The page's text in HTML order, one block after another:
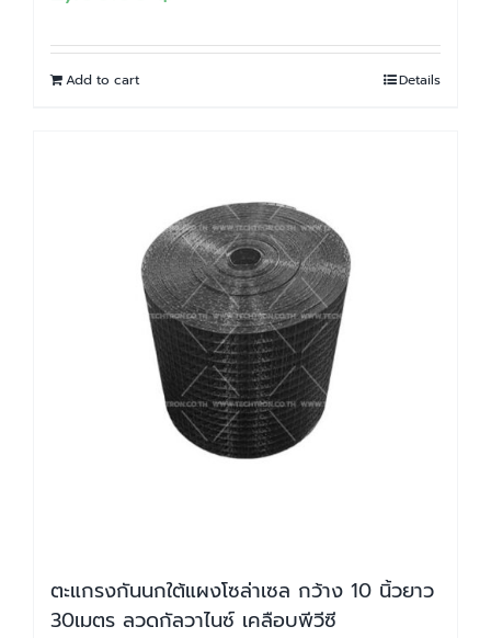
Add to cart Details
ตะแกรงกันนกใต้แผงโซล่าเซล กว้าง 10 นิ้วยาว
30เมตร ลวดกัลวาไนซ์ เคลือบพีวีซี